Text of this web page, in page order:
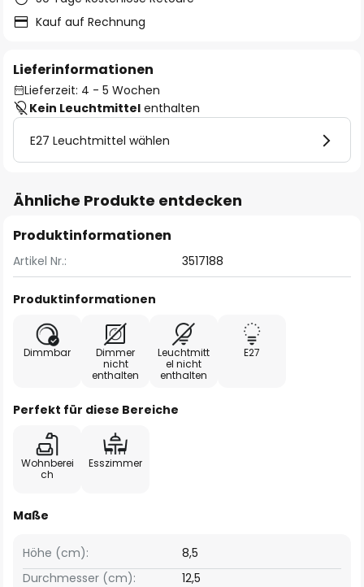
Kauf auf Rechnung
Lieferinformationen
Lieferzeit: 4 - 5 Wochen
Kein Leuchtmittel enthalten
E27 Leuchtmittel wählen
Ähnliche Produkte entdecken
Produktinformationen
Artikel Nr.: 3517188
Produktinformationen
Dimmbar
Dimmer
nicht
enthalten
Leuchtmitt
el nicht
enthalten
E27
Perfekt für diese Bereiche
Wohnberei
ch
Esszimmer
Maße
Höhe (cm):
8,5
Durchmesser (cm):
12,5